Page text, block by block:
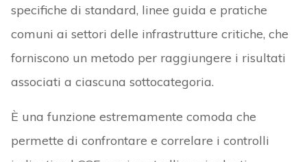
specifiche di standard, linee guida e pratiche
comuni ai settori delle infrastrutture critiche, che
forniscono un metodo per raggiungere i risultati
associati a ciascuna sottocategoria.
È una funzione estremamente comoda che
permette di confrontare e correlare i controlli